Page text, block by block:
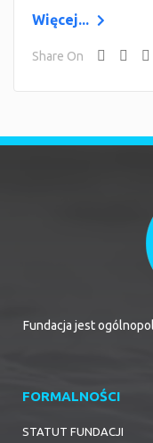
Więcej...
Share On
Fundacja jest
FORMALNOŚCI
STATUT FUNDACJI